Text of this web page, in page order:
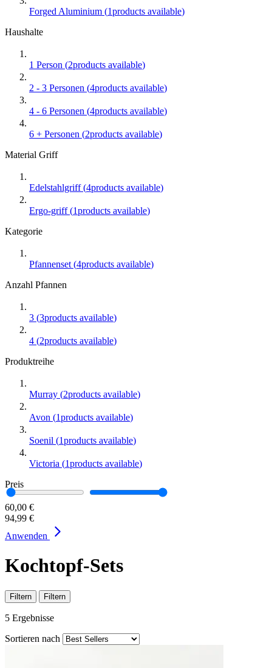
Forged Aluminium (1products available)
Haushalte
1 Person (2products available)
2 - 3 Personen (4products available)
4 - 6 Personen (4products available)
6 + Personen (2products available)
Material Griff
Edelstahlgriff (4products available)
Ergo-griff (1products available)
Kategorie
Pfannenset (4products available)
Anzahl Pfannen
3 (3products available)
4 (2products available)
Produktreihe
Murray (2products available)
Avon (1products available)
Soenil (1products available)
Victoria (1products available)
Preis
60,00 €
94,99 €
Anwenden
Kochtopf-Sets
Filtern Filtern
5 Ergebnisse
Sortieren nach